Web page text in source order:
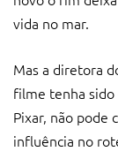
vida no mar.
Mas a diretora
filme tenha
Pixar, não pode
influência no